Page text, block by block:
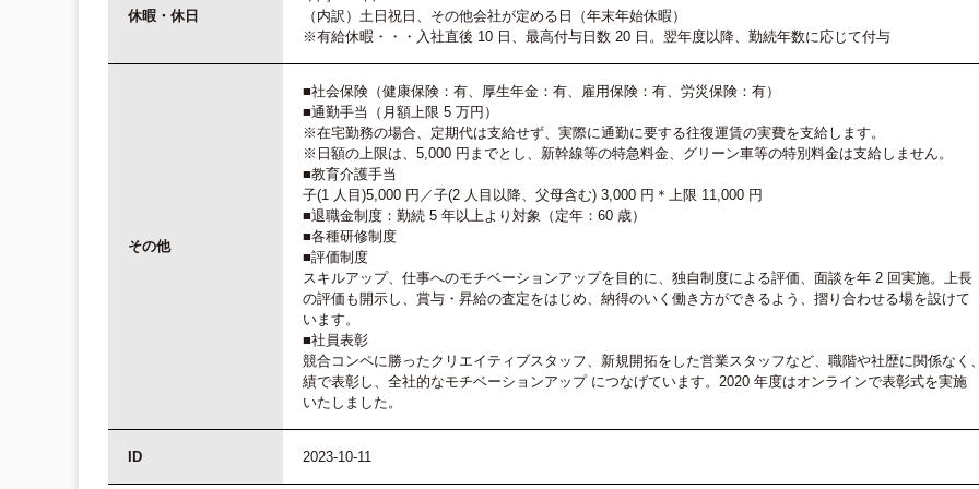
休暇・休日
（内訳）土日祝日、その他会社が定める日（年末年始休暇）
※有給休暇・・・入社直後 10 日、最高付与日数 20 日。翌年度以降、勤続年数に応じて付与
その他
■社会保険（健康保険：有、厚生年金：有、雇用保険：有、労災保険：有）
■通勤手当（月額上限 5 万円）
※在宅勤務の場合、定期代は支給せず、実際に通勤に要する往復運賃の実費を支給します。
※日額の上限は、5,000 円までとし、新幹線等の特急料金、グリーン車等の特別料金は支給しません。
■教育介護手当
子(1 人目)5,000 円／子(2 人目以降、父母含む) 3,000 円＊上限 11,000 円
■退職金制度：勤続 5 年以上より対象（定年：60 歳）
■各種研修制度
■評価制度
スキルアップ、仕事へのモチベーションアップを目的に、独自制度による評価、面談を年 2 回実施。上長
の評価も開示し、賞与・昇給の査定をはじめ、納得のいく働き方ができるよう、摺り合わせる場を設けて
います。
■社員表彰
競合コンペに勝ったクリエイティブスタッフ、新規開拓をした営業スタッフなど、職階や社歴に関係なく
績で表彰し、全社的なモチベーションアップ につなげています。2020 年度はオンラインで表彰式を実施
いたしました。
ID 2023-10-11